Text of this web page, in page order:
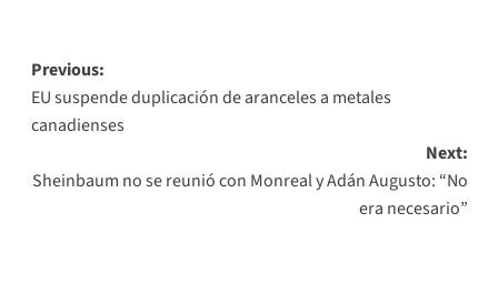
Post
navigation
Previous:
EU suspende duplicación de aranceles a metales
canadienses
Next:
Sheinbaum no se reunió con Monreal y Adán Augusto: “No
era necesario”